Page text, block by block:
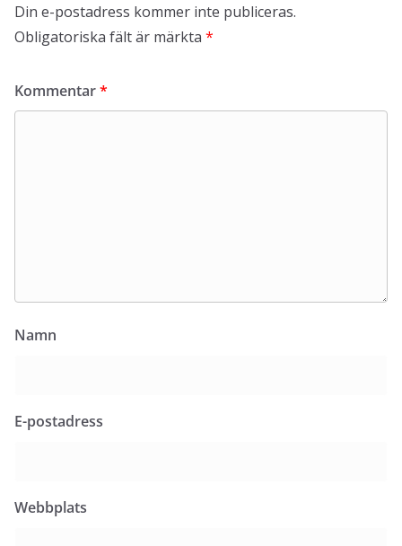
Din e-postadress kommer inte publiceras.
Obligatoriska fält är märkta *
Kommentar*
Namn
E-postadress
Webbplats